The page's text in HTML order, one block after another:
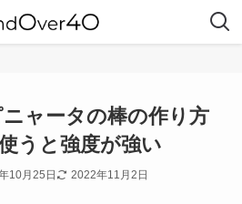
ャータの棒の作り方
うと強度が強い
10月25日 2022年11月2日